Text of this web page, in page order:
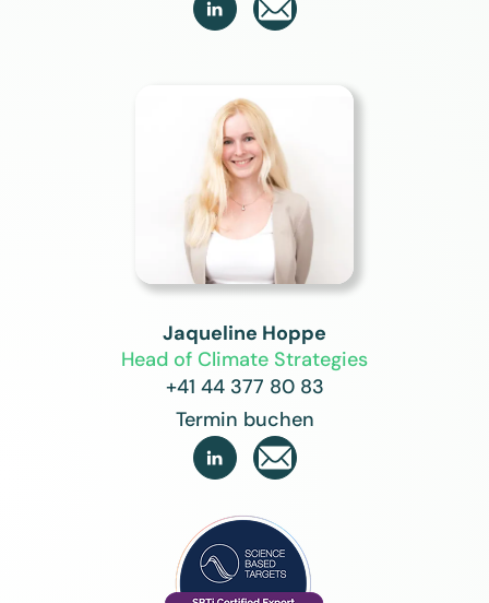

Jaqueline Hoppe
Head of Climate Strategies
+41 44 377 80 83
Termin buchen
